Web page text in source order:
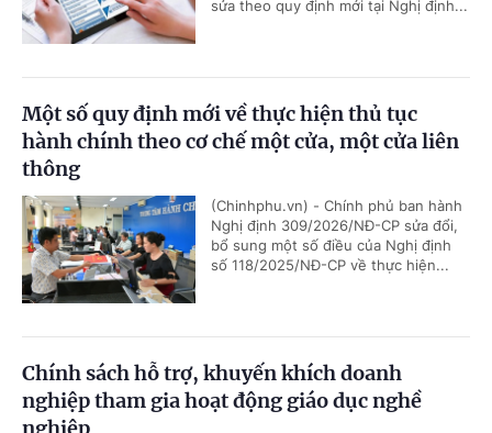
sửa theo quy định mới tại Nghị định...
Một số quy định mới về thực hiện thủ tục
hành chính theo cơ chế một cửa, một cửa liên
thông
(Chinhphu.vn) - Chính phủ ban hành
Nghị định 309/2026/NĐ-CP sửa đổi,
bổ sung một số điều của Nghị định
số 118/2025/NĐ-CP về thực hiện...
Chính sách hỗ trợ, khuyến khích doanh
nghiệp tham gia hoạt động giáo dục nghề
nghiệp